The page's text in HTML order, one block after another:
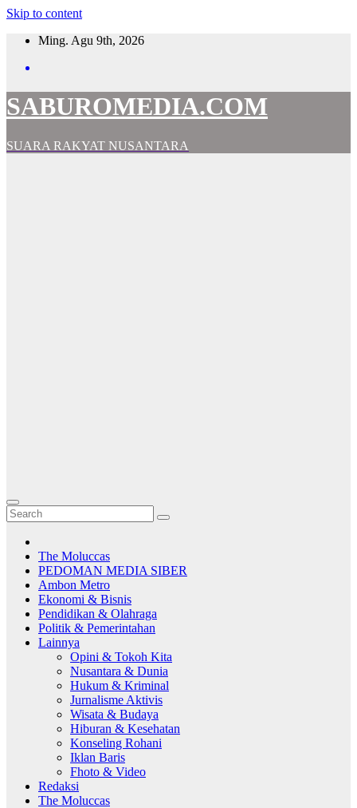
Skip to content
Ming. Agu 9th, 2026
SABUROMEDIA.COM
SUARA RAKYAT NUSANTARA
The Moluccas
PEDOMAN MEDIA SIBER
Ambon Metro
Ekonomi & Bisnis
Pendidikan & Olahraga
Politik & Pemerintahan
Lainnya
Opini & Tokoh Kita
Nusantara & Dunia
Hukum & Kriminal
Jurnalisme Aktivis
Wisata & Budaya
Hiburan & Kesehatan
Konseling Rohani
Iklan Baris
Fhoto & Video
Redaksi
The Moluccas